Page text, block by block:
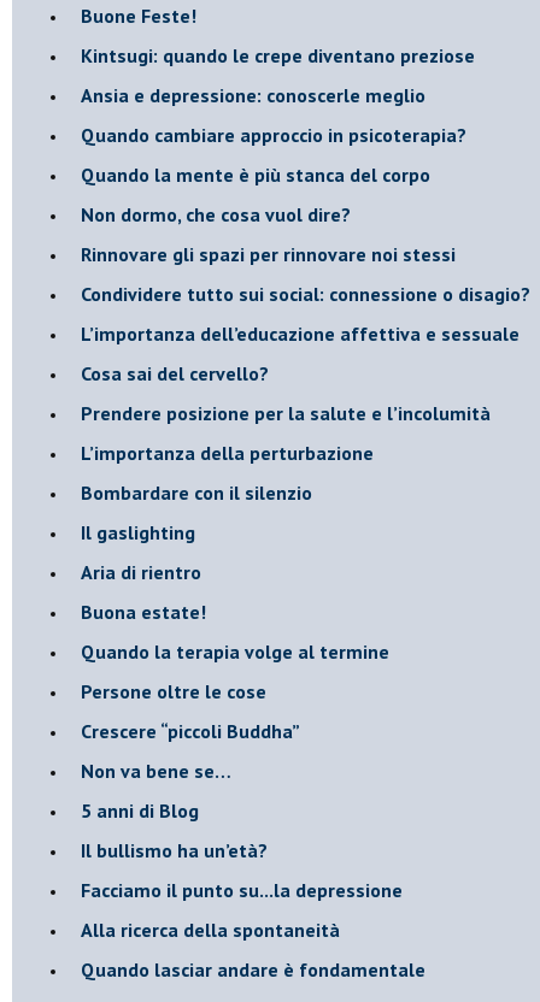
​Buone Feste!
​Kintsugi: quando le crepe diventano preziose
Ansia e depressione: conoscerle meglio
Quando cambiare approccio in psicoterapia?
​Quando la mente è più stanca del corpo
Non dormo, che cosa vuol dire?
​Rinnovare gli spazi per rinnovare noi stessi
​Condividere tutto sui social: connessione o disagio?
​L’importanza dell’educazione affettiva e sessuale
​Cosa sai del cervello?
Prendere posizione per la salute e l’incolumità
L’importanza della perturbazione
​Bombardare con il silenzio
Il gaslighting
Aria di rientro
Buona estate!
​Quando la terapia volge al termine
​Persone oltre le cose
​Crescere “piccoli Buddha”
Non va bene se…
​5 anni di Blog
​Il bullismo ha un’età?
Facciamo il punto su...la depressione
​Alla ricerca della spontaneità
​Quando lasciar andare è fondamentale